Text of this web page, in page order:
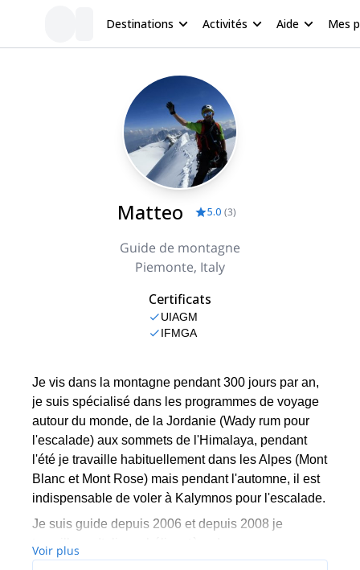
Destinations Activités Aide Mes
Matteo 5.0 (3)
Guide de montagne
Piemonte, Italy
Certificats
UIAGM
IFMGA
Je vis dans la montagne pendant 300 jours par an,
je suis spécialisé dans les programmes de voyage
autour du monde, de la Jordanie (Wady rum pour
l'escalade) aux sommets de l'Himalaya, pendant
l'été je travaille habituellement dans les Alpes (Mont
Blanc et Mont Rose) mais pendant l'automne, il est
indispensable de voler à Kalymnos pour l'escalade.
Je suis guide depuis 2006 et depuis 2008 je
travaille en Italie en hélicoptère de secours en
montagne et je me suis spécialisé dans le travail
Voir plus